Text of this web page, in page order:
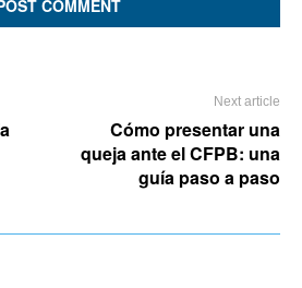
Next article
Cómo presentar una
queja ante el CFPB: una
guía paso a paso